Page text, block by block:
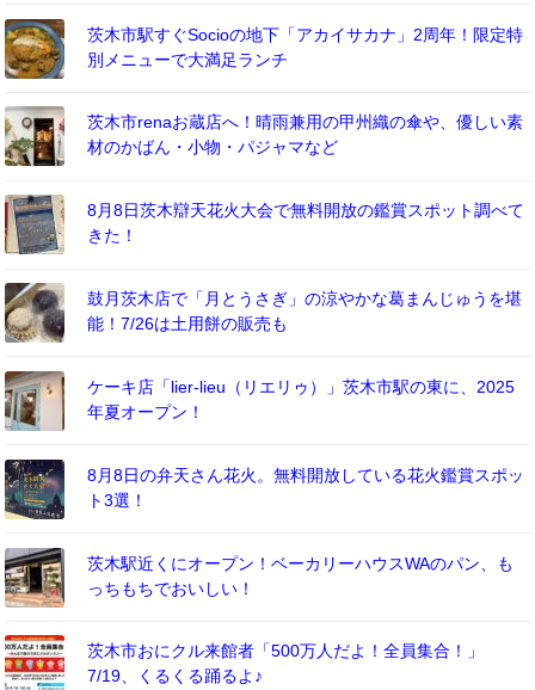
茨木市駅すぐSocioの地下「アカイサカナ」2周年！限定特
別メニューで大満足ランチ
茨木市renaお蔵店へ！晴雨兼用の甲州織の傘や、優しい素
材のかばん・小物・パジャマなど
8月8日茨木辯天花火大会で無料開放の鑑賞スポット調べて
きた！
鼓月茨木店で「月とうさぎ」の涼やかな葛まんじゅうを堪
能！7/26は土用餅の販売も
ケーキ店「lier-lieu（リエリゥ）」茨木市駅の東に、2025
年夏オープン！
8月8日の弁天さん花火。無料開放している花火鑑賞スポッ
ト3選！
茨木駅近くにオープン！ベーカリーハウスWAのパン、も
っちもちでおいしい！
茨木市おにクル来館者「500万人だよ！全員集合！」
7/19、くるくる踊るよ♪